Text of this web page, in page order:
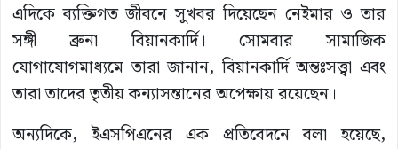
এদিকে ব্যক্তিগত জীবনে সুখবর দিয়েছেন নেইমার ও তার
সঙ্গী ব্রুনা বিয়ানকার্দি। সোমবার সামাজিক
যোগাযোগমাধ্যমে তারা জানান, বিয়ানকার্দি অন্তঃসত্ত্বা এবং
তারা তাদের তৃতীয় কন্যাসন্তানের অপেক্ষায় রয়েছেন।
অন্যদিকে, ইএসপিএনের এক প্রতিবেদনে বলা হয়েছে,